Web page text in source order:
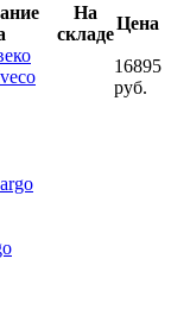
На
складе
Цена
16895
руб.